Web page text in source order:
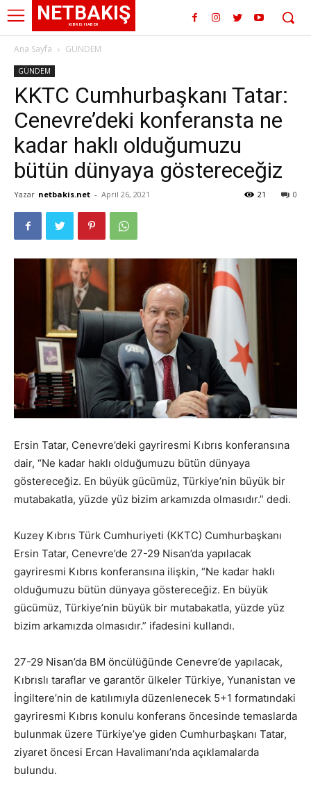
NETBAKIŞ
KIBRIS HABER
Ana Sayfa GÜNDEM
GÜNDEM
KKTC Cumhurbaşkanı Tatar:
Cenevre’deki konferansta ne
kadar haklı olduğumuzu
bütün dünyaya göstereceğiz
Yazar netbakis.net - April 26, 2021 0
21
Ersin Tatar, Cenevre’deki gayriresmi Kıbrıs konferansına
dair, “Ne kadar haklı olduğumuzu bütün dünyaya
göstereceğiz. En büyük gücümüz, Türkiye’nin büyük bir
mutabakatla, yüzde yüz bizim arkamızda olmasıdır.” dedi.
Kuzey Kıbrıs Türk Cumhuriyeti (KKTC) Cumhurbaşkanı
Ersin Tatar, Cenevre’de 27-29 Nisan’da yapılacak
gayriresmi Kıbrıs konferansına ilişkin, “Ne kadar haklı
olduğumuzu bütün dünyaya göstereceğiz. En büyük
gücümüz, Türkiye’nin büyük bir mutabakatla, yüzde yüz
bizim arkamızda olmasıdır.” ifadesini kullandı.
27-29 Nisan’da BM öncülüğünde Cenevre’de yapılacak,
Kıbrıslı taraflar ve garantör ülkeler Türkiye, Yunanistan ve
İngiltere’nin de katılımıyla düzenlenecek 5+1 formatındaki
gayriresmi Kıbrıs konulu konferans öncesinde temaslarda
bulunmak üzere Türkiye’ye giden Cumhurbaşkanı Tatar,
ziyaret öncesi Ercan Havalimanı’nda açıklamalarda
bulundu.